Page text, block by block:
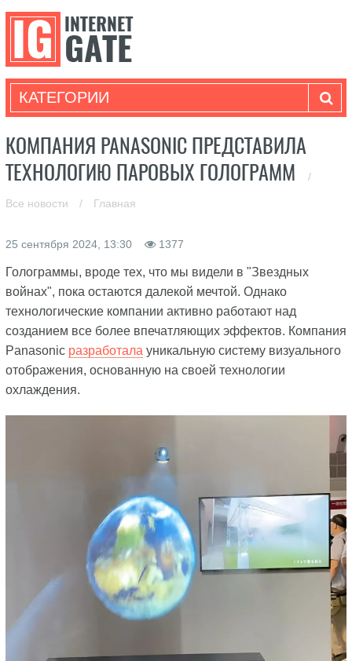
КАТЕГОРИИ
КОМПАНИЯ PANASONIC ПРЕДСТАВИЛА
ТЕХНОЛОГИЮ ПАРОВЫХ ГОЛОГРАММ
/
Все новости / Главная
25 сентября 2024, 13:30 1377
Голограммы, вроде тех, что мы видели в "Звездных
войнах", пока остаются далекой мечтой. Однако
технологические компании активно работают над
созданием все более впечатляющих эффектов. Компания
Panasonic разработала уникальную систему визуального
отображения, основанную на своей технологии
охлаждения.